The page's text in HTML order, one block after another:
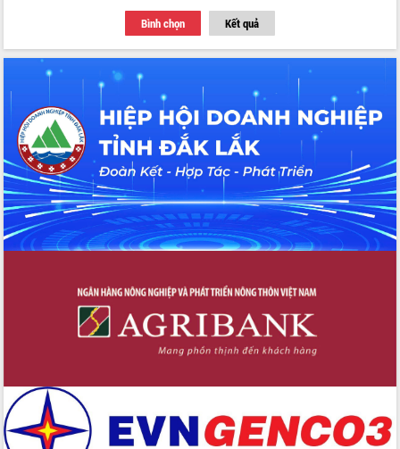
Thứ trưởng Bộ Y tế làm việc với tỉnh
Đắk Lắk về phát triển nhân lực y tế
cho trạm y tế cấp xã
Du lịch Đắk Lắk nâng tầm trải nghiệm
du khách thông qua Hệ thống cơ sở dữ
liệu và Bản đồ số
Tập huấn ứng dụng trí tuệ nhân tạo (AI)
trong thương mại điện tử năm 2026
Đoàn đại biểu Quốc hội tỉnh Đắk Lắk
trao đổi thông tin trước Kỳ họp thứ
nhất, Quốc hội khóa XVI
Quyết liệt cải cách hành chính, khơi
thông nguồn lực phát triển
tỉnh thông qua hiện đại hóa hành chính
Xã Ea Phê gắn cải cách hành chính với
Phó Chủ tịch Thường trực UBND tỉnh
Phê
Xây dựng nền hành chính số đồng
hành cùng nông dân dân, doanh nghiệp
Bình chọn Kết quả